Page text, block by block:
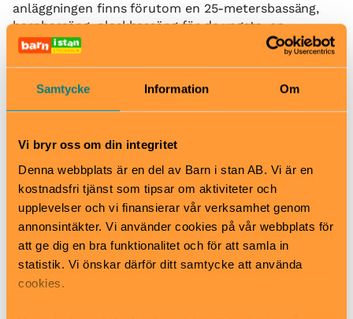
Samtycke Information Om
Vi bryr oss om din integritet
Denna webbplats är en del av Barn i stan AB. Vi är en
kostnadsfri tjänst som tipsar om aktiviteter och
upplevelser och vi finansierar vår verksamhet genom
annonsintäkter. Vi använder cookies på vår webbplats för
att ge dig en bra funktionalitet och för att samla in
statistik. Vi önskar därför ditt samtycke att använda
cookies.
anläggningen finns förutom en 25-metersbassäng,
barnbassäng, plaskbassäng för de yngsta, en
vattenrutschbana och bubbelpool. Vi har även
I vår servering kan du snabbt och enkelt ladda ny
energi. En naturlig träffpunkt där vi bl a serverar
Se hemsida för öppettider
Se hemsida för priser
Bra att veta
Okej med matsäck
Hiss och ramper